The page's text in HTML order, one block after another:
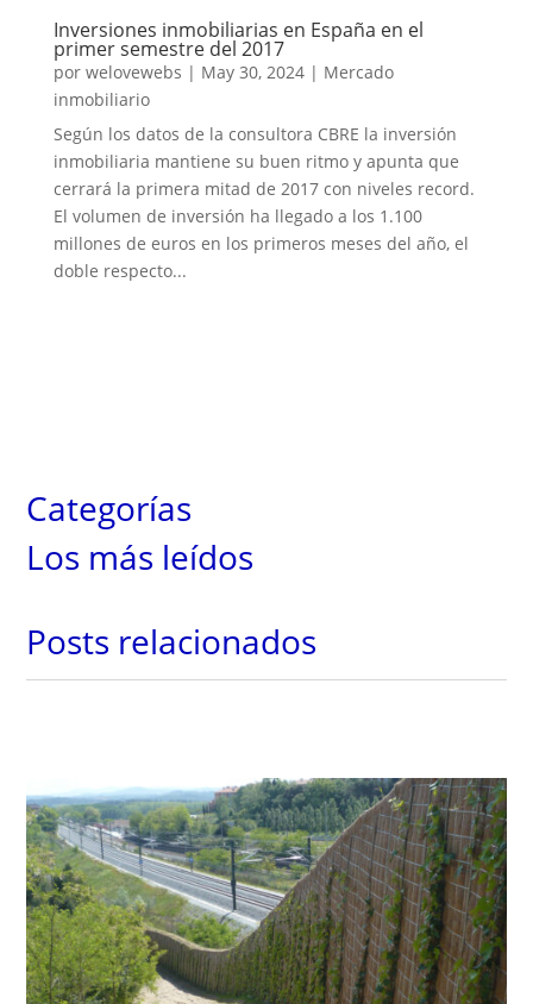
Inversiones inmobiliarias en España en el
primer semestre del 2017
por welovewebs | May 30, 2024| Mercado
inmobiliario
Según los datos de la consultora CBRE la inversión
inmobiliaria mantiene su buen ritmo y apunta que
cerrará la primera mitad de 2017 con niveles record.
El volumen de inversión ha llegado a los 1.100
millones de euros en los primeros meses del año, el
doble respecto...
Categorías
Los más leídos
Posts relacionados